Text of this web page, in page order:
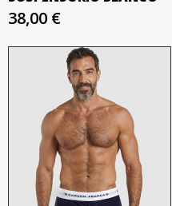
38,00 €